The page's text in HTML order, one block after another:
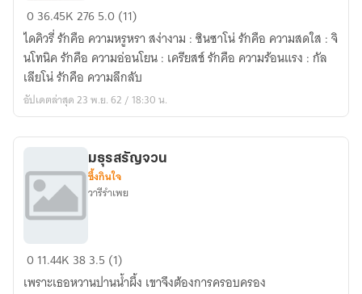
ซาตาน
อ้อน
รัก
(ตี
พิมพ์
แล้ว)
036.45K2765.0 (11)
ไดคิวรี่ รักคือ ความหรูหรา สง่างาม : ซินซาโน่ รักคือ ความสดใส : จิ
นโทนิค รักคือ ความอ่อนโยน : เครียสช์ รักคือ ความร้อนแรง : กัล
เลียโน่ รักคือ ความลึกลับ
อัปเดตล่าสุด 23 พ.ย. 62 / 18:30 น.
มธุรส
มธุรสรัญจวน
ซึ้งกินใจ
วารีรำเพย
011.44K 383.5 (1)
เพราะเธอหวานปานน้ำผึ้ง เขาจึงต้องการครอบครอง